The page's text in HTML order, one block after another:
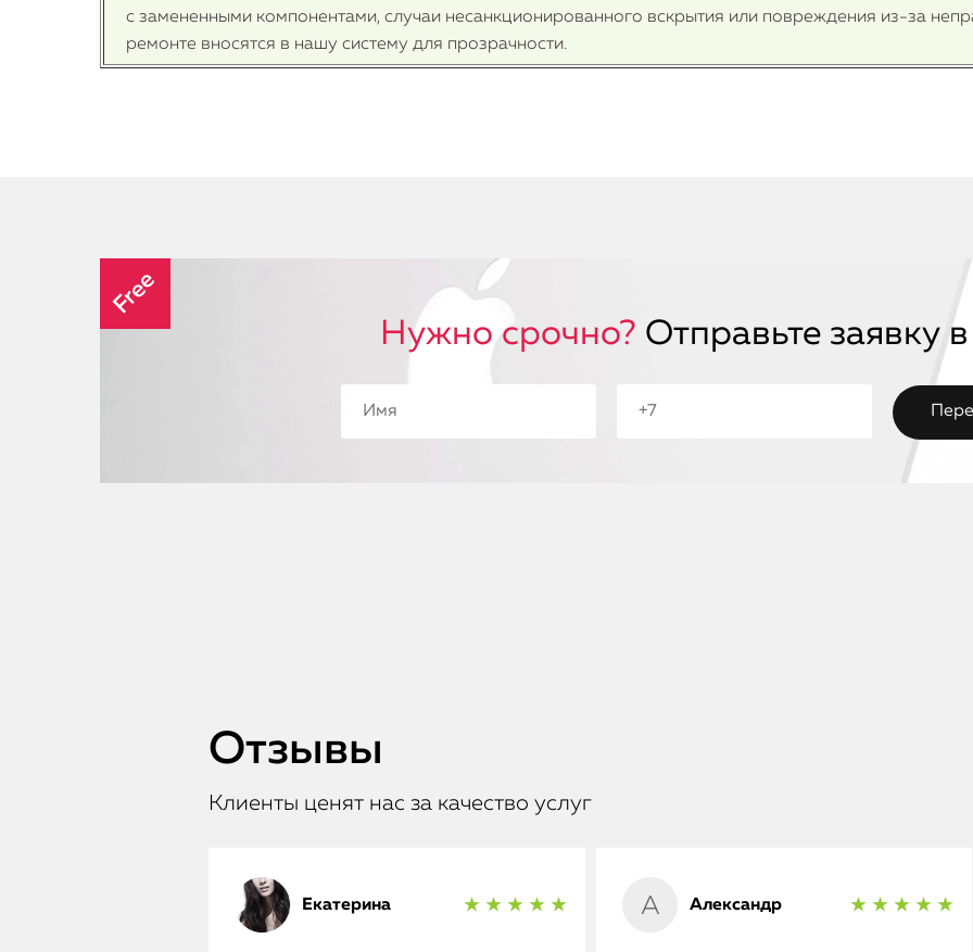
с замененными компонентами, случаи несанкционированного вскрытия или повреждения из-за
ремонте вносятся в нашу систему для прозрачности.
Free
Нужно срочно? Отправьте заявку
Отзывы
Клиенты ценят нас за качество услуг
Екатерина ★ ★ ★ ★ ★ Александр ★ ★ ★ ★ ★